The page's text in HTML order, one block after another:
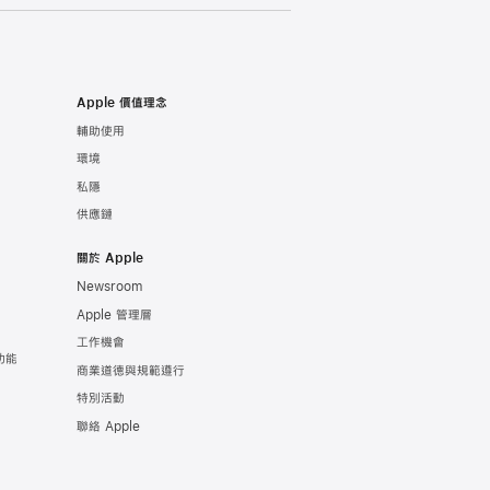
能
Apple 價值理念
輔助使用
環境
私隱
供應鏈
關於 Apple
Newsroom
Apple 管理層
工作機會
商業道德與規範遵行
特別活動
聯絡 Apple